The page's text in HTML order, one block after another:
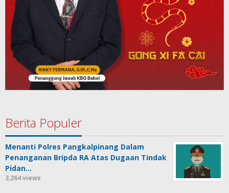
Berita Populer
Menanti Polres Pangkalpinang Dalam
Penanganan Bripda RA Atas Dugaan Tindak
Pidan…
3,264 views